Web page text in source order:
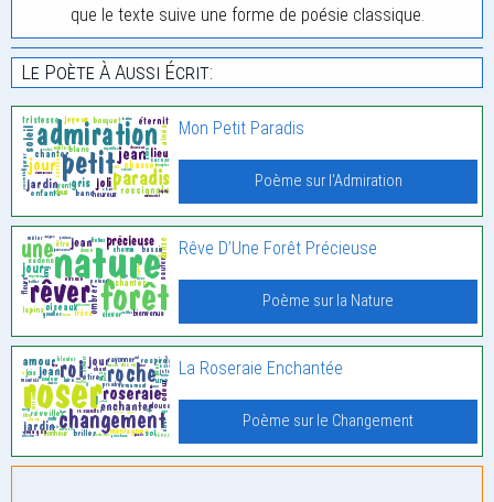
que le texte suive une forme de poésie classique.
Le Poète À Aussi Écrit:
Mon Petit Paradis
Poème sur l'Admiration
Rêve D’Une Forêt Précieuse
Poème sur la Nature
La Roseraie Enchantée
Poème sur le Changement